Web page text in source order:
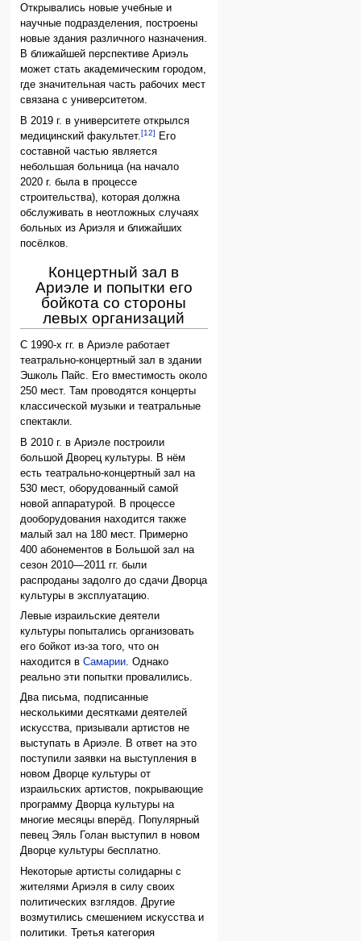
Открывались новые учебные и
научные подразделения, построены
новые здания различного назначения.
В ближайшей перспективе Ариэль
может стать академическим городом,
где значительная часть рабочих мест
связана с университетом.
В 2019 г. в университете открылся
медицинский факультет.[12]
Его
составной частью является
небольшая больница (на начало
2020 г. была в процессе
строительства), которая должна
обслуживать в неотложных случаях
больных из Ариэля и ближайших
посёлков.
Концертный зал в
Ариэле и попытки его
бойкота со стороны
левых организаций
С 1990-х гг. в Ариэле работает
театрально-концертный зал в здании
Эшколь Пайс. Его вместимость около
250 мест. Там проводятся концерты
классической музыки и театральные
спектакли.
В 2010 г. в Ариэле построили
большой Дворец культуры. В нём
есть театрально-концертный зал на
530 мест, оборудованный самой
новой аппаратурой. В процессе
дооборудования находится также
малый зал на 180 мест. Примерно
400 абонементов в Большой зал на
сезон 2010—2011 гг. были
распроданы задолго до сдачи Дворца
культуры в эксплуатацию.
Левые израильские деятели
культуры попытались организовать
его бойкот из-за того, что он
находится вСамарии. Однако
реально эти попытки провалились.
Два письма, подписанные
несколькими десятками деятелей
искусства, призывали артистов не
выступать в Ариэле. В ответ на это
поступили заявки на выступления в
новом Дворце культуры от
израильских артистов, покрывающие
программу Дворца культуры на
многие месяцы вперёд. Популярный
певец Эяль Голан выступил в новом
Дворце культуры бесплатно.
Некоторые артисты солидарны с
жителями Ариэля в силу своих
политических взглядов. Другие
возмутились смешением искусства и
политики. Третья категория